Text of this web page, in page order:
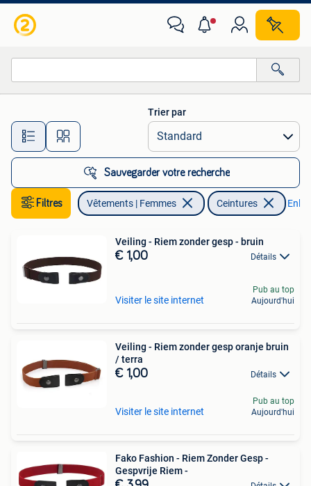
Toutes les distances…
Trier par
Sauvegarder votre recherche
Filtres Vêtements | Femmes Ceintures
Veiling - Riem zonder gesp - bruin
€ 1,00 Détails
Visiter le site internet
Pub au top
Aujourd'hui
Veiling - Riem zonder gesp oranje bruin
/ terra
€ 1,00 Détails
Visiter le site internet
Pub au top
Aujourd'hui
Fako Fashion - Riem Zonder Gesp -
Gespvrije Riem -